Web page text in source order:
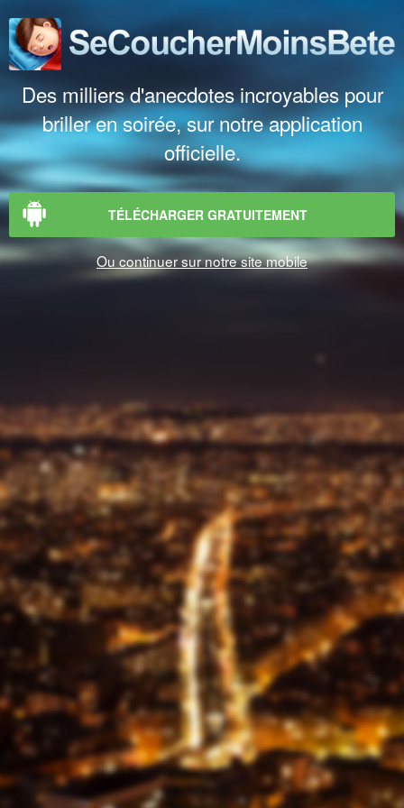
Des milliers d'anecdotes incroyables pour
briller en soirée, sur notre application
officielle.
TÉLÉCHARGER GRATUITEMENT
Ou continuer sur notre site mobile